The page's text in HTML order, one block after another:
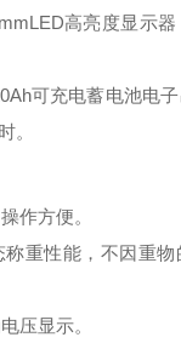
高亮度显示
可充电蓄电池电
。
作方便。
称重性能，不因重
压显示。